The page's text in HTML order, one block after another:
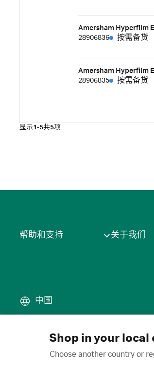
Shop in your local
Choose another country or
Amersham Hyperfilm
28906836
按需备货
Amersham Hyperfilm
28906835
按需备货
显示1-5共5项
帮助和支持 关于我们
中国
隐私政策